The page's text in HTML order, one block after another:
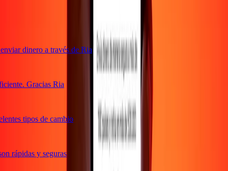
dinero a través de Ria
Gracias Ria
tipos de cambio
rápidas y seguras